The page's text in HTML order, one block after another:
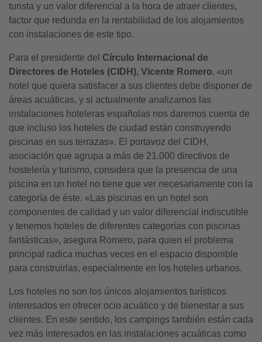
turista y un valor diferencial a la hora de atraer clientes,
factor que redunda en la rentabilidad de los alojamientos
con instalaciones de este tipo.
Para el presidente del Círculo Internacional de
Directores de Hoteles (CIDH), Vicente Romero, «un
hotel que quiera satisfacer a sus clientes debe disponer de
áreas acuáticas, y si actualmente analizamos las
instalaciones hoteleras españolas nos daremos cuenta de
que incluso los hoteles de ciudad están construyendo
piscinas en sus terrazas». El portavoz del CIDH,
asociación que agrupa a más de 21.000 directivos de
hostelería y turismo, considera que la presencia de una
piscina en un hotel no tiene que ver necesariamente con la
categoría de éste. «Las piscinas en un hotel son
componentes de calidad y un valor diferencial indiscutible
y tenemos hoteles de diferentes categorías con piscinas
fantásticas», asegura Romero, para quien el problema
principal radica muchas veces en el espacio disponible
para construirlas, especialmente en los hoteles urbanos.
Los hoteles no son los únicos alojamientos turísticos
interesados en ofrecer ocio acuático y de bienestar a sus
clientes. En este sentido, los campings también están cada
vez más interesados en las instalaciones acuáticas como